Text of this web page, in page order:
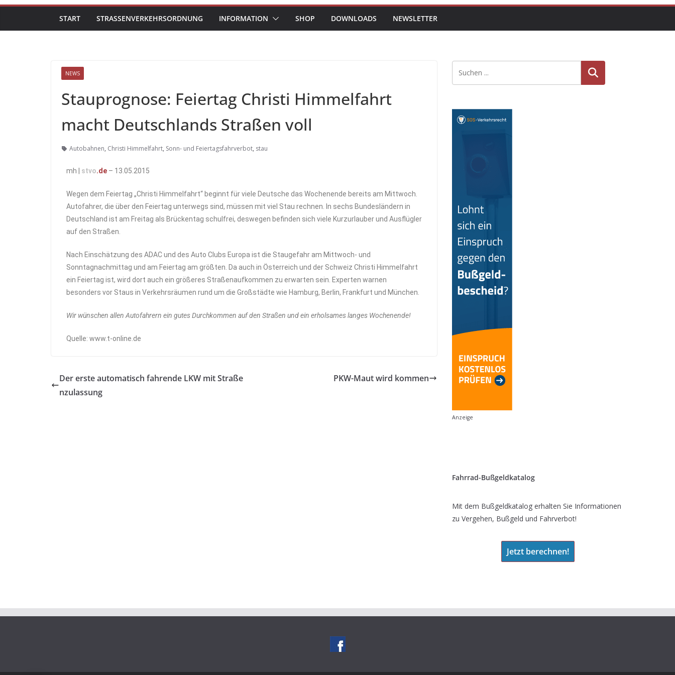
START STRASSENVERKEHRSORDNUNG INFORMATION SHOP DOWNLOADS NEWSLETTER
NEWS
Stauprognose: Feiertag Christi Himmelfahrt
macht Deutschlands Straßen voll
Autobahnen, Christi Himmelfahrt, Sonn- und Feiertagsfahrverbot, stau
mh | stvo.de – 13.05.2015
Wegen dem Feiertag „Christi Himmelfahrt“ beginnt für viele Deutsche das Wochenende bereits am Mittwoch.
Autofahrer, die über den Feiertag unterwegs sind, müssen mit viel Stau rechnen. In sechs Bundesländern in
Deutschland ist am Freitag als Brückentag schulfrei, deswegen befinden sich viele Kurzurlauber und Ausflügler
auf den Straßen.
Nach Einschätzung des ADAC und des Auto Clubs Europa ist die Staugefahr am Mittwoch- und
Sonntagnachmittag und am Feiertag am größten. Da auch in Österreich und der Schweiz Christi Himmelfahrt
ein Feiertag ist, wird dort auch ein größeres Straßenaufkommen zu erwarten sein. Experten warnen
besonders vor Staus in Verkehrsräumen rund um die Großstädte wie Hamburg, Berlin, Frankfurt und München.
Wir wünschen allen Autofahrern ein gutes Durchkommen auf den Straßen und ein erholsames langes Wochenende!
Quelle: www.t-online.de
Der erste automatisch fahrende LKW mit Straße
nzulassung
PKW-Maut wird kommen
Suche
Anzeige
Fahrrad-Bußgeldkatalog
Mit dem Bußgeldkatalog erhalten Sie Informationen
zu Vergehen, Bußgeld und Fahrverbot!
Jetzt berechnen!